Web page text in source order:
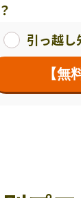
引っ越し
【無